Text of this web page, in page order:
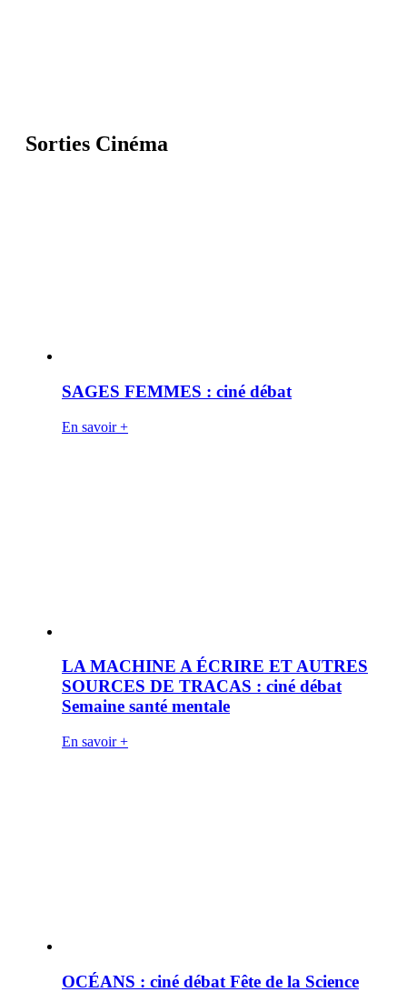
Sorties Cinéma
SAGES FEMMES : ciné débat
En savoir +
LA MACHINE A ÉCRIRE ET AUTRES
SOURCES DE TRACAS : ciné débat
Semaine santé mentale
En savoir +
OCÉANS : ciné débat Fête de la Science